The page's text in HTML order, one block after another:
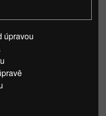
úpravou